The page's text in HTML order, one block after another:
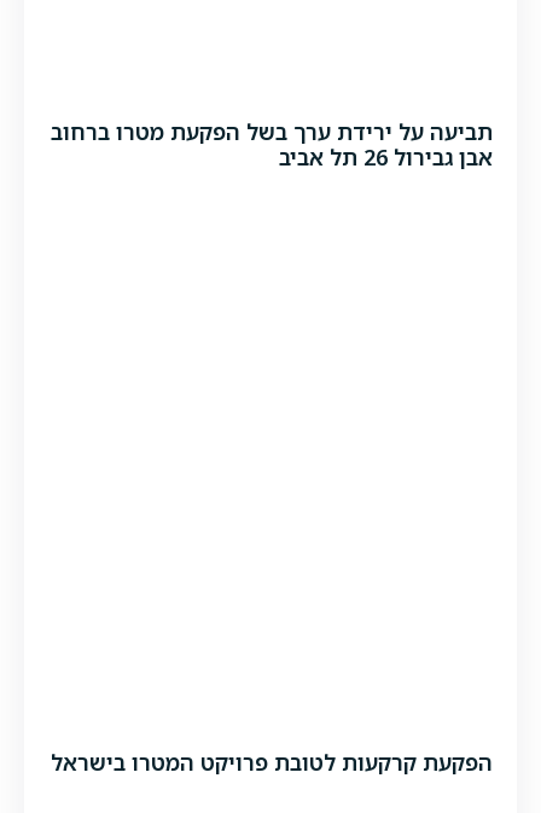
תביעה על ירידת ערך בשל הפקעת מטרו ברחוב
אבן גבירול 26 תל אביב
הפקעת קרקעות לטובת פרויקט המטרו בישראל